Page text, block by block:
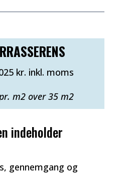
kr. inkl. moms
m2 over 35 m2
indeholder
gennemgang og